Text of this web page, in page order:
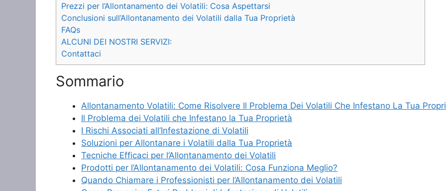
Prezzi per l’Allontanamento dei Volatili: Cosa Aspettarsi
Conclusioni sull’Allontanamento dei Volatili dalla Tua Proprietà
FAQs
ALCUNI DEI NOSTRI SERVIZI:
Contattaci
Sommario
Allontanamento Volatili: Come Risolvere Il Problema Dei Volatili Che Infestano La Tua
Il Problema dei Volatili che Infestano la Tua Proprietà
I Rischi Associati all’Infestazione di Volatili
Soluzioni per Allontanare i Volatili dalla Tua Proprietà
Tecniche Efficaci per l’Allontanamento dei Volatili
Prodotti per l’Allontanamento dei Volatili: Cosa Funziona Meglio?
Quando Chiamare i Professionisti per l’Allontanamento dei Volatili